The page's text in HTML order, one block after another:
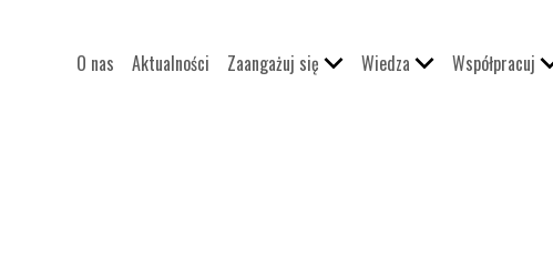
O nas Aktualności Zaangażuj się Wiedza Współpracuj